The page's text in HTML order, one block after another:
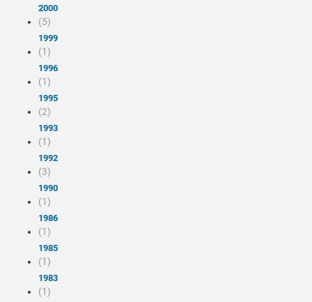
2000
(5)
1999
(1)
1996
(1)
1995
(2)
1993
(1)
1992
(3)
1990
(1)
1986
(1)
1985
(1)
1983
(1)